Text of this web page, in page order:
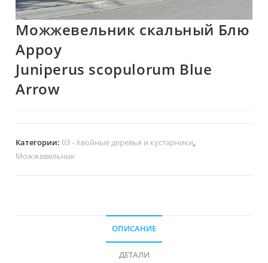
Можжевельник скальный Блю
Арроу
Juniperus scopulorum Blue
Arrow
Категории:03 - Хвойные деревья и кустарники,
Можжевельник
ОПИСАНИЕ
ДЕТАЛИ